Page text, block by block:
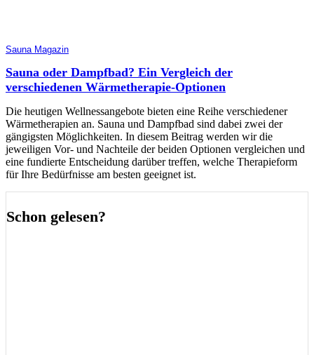
Sauna Magazin
Sauna oder Dampfbad? Ein Vergleich der
verschiedenen Wärmetherapie-Optionen
Die heutigen Wellnessangebote bieten eine Reihe verschiedener
Wärmetherapien an. Sauna und Dampfbad sind dabei zwei der
gängigsten Möglichkeiten. In diesem Beitrag werden wir die
jeweiligen Vor- und Nachteile der beiden Optionen vergleichen und
eine fundierte Entscheidung darüber treffen, welche Therapieform
für Ihre Bedürfnisse am besten geeignet ist.
Schon gelesen?